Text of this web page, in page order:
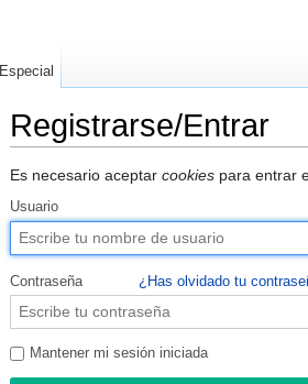
Registrarse/Entrar
Es necesario aceptar cookies para entrar
Usuario
Contraseña ¿Has olvidado tu
Mantener mi sesión iniciada
Especial